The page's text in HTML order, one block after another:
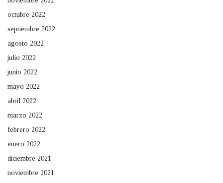
octubre 2022
septiembre 2022
agosto 2022
julio 2022
junio 2022
mayo 2022
abril 2022
marzo 2022
febrero 2022
enero 2022
diciembre 2021
noviembre 2021